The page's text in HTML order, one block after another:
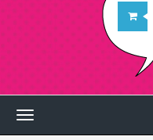
Navegación